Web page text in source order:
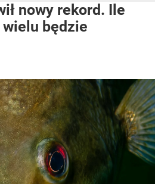
nowy rekord. Ile
wielu będzie